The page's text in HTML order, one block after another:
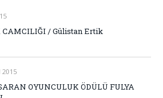
CAMCILIĞI / Gülistan Ertik
2015
OYUNCULUK ÖDÜLÜ FULYA